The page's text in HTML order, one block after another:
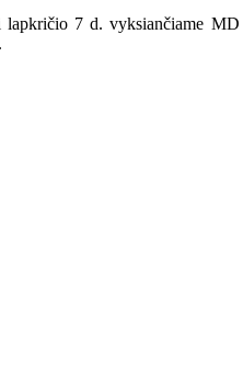
lapkričio 7 d. vyksiančiame